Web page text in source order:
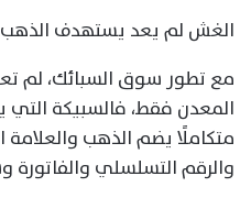
الغش لم يعد يستهدف
مع تطور سوق السبائك، لم
المعدن فقط، فالسبيكة التي
متكاملًا يضم الذهب والعلامة
والرقم التسلسلي والفاتورة